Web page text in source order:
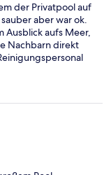
der Privatpool auf
aber war ok.
Ausblick aufs Meer,
Nachbarn direkt
und dabei
darunter nass